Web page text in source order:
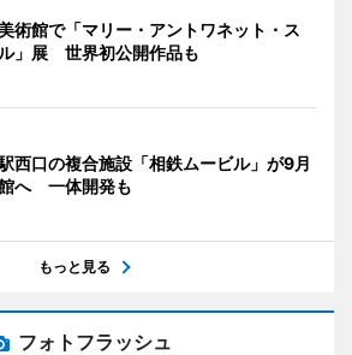
術館で「マリー・アントワネット・ス
」展 世界初公開作品も
西口の複合施設「相鉄ムービル」が9月
へ 一体開発も
もっと見る
フォトフラッシュ